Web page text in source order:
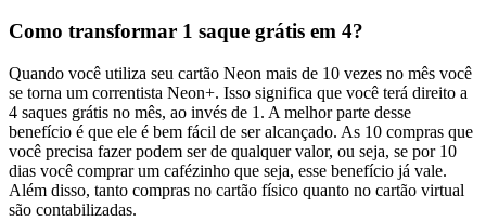
Como transformar 1 saque grátis em 4?
Quando você utiliza seu cartão Neon mais de 10 vezes no mês você
se torna um correntista Neon+. Isso significa que você terá direito a
4 saques grátis no mês, ao invés de 1. A melhor parte desse
benefício é que ele é bem fácil de ser alcançado. As 10 compras que
você precisa fazer podem ser de qualquer valor, ou seja, se por 10
dias você comprar um cafézinho que seja, esse benefício já vale.
Além disso, tanto compras no cartão físico quanto no cartão virtual
são contabilizadas.